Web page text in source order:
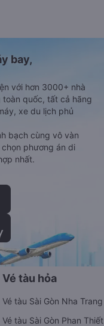
bay,
với hơn 3000+ nhà
quốc, tất cả hãng
xe du lịch phủ
bạch cùng vô vàn
phương án di
nhất.
Vé tàu hỏa
Vé tàu Sài Gòn Nha Trang
Vé tàu Sài Gòn Phan Thiết